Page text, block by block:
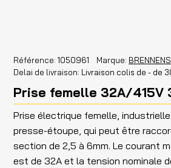
Référence 1050961 Marque
Delai de livraison Livraison colis de - de
Prise femelle 32A/415V
Prise électrique femelle,
presse-étoupe, qui peut être
section de 2,5 à 6mm. Le courant
est de 32A et la tension nominale